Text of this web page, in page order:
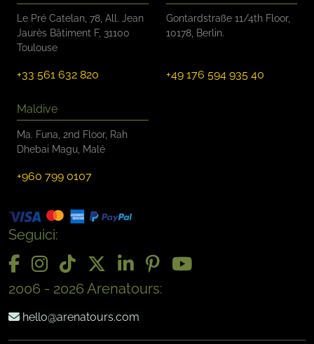
Le Pré Catelan, 78, All. Jean
Jaurès Bâtiment F, 31100
Toulouse
+33 561 632 820
Gontardstraße 11/4th Floor,
10178, Berlin.
+49 176 594 935 40
Maldive
Ma. Funa, 2nd Floor, Rah
Dhebai Magu, Malé
+960 799 0107
Seguici:
2006 - 2026 Arenatours:
hello@arenatours.com